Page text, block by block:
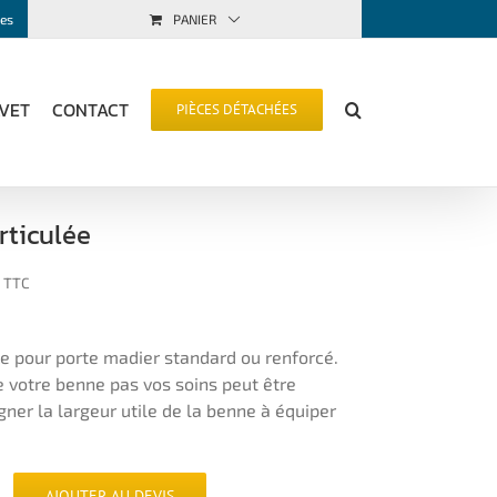
PANIER
CONTACT PIÈCES DÉTACHÉES
TTC
pour porte madier standard ou renforcé.
votre benne pas vos soins peut être
la largeur utile de la benne à équiper